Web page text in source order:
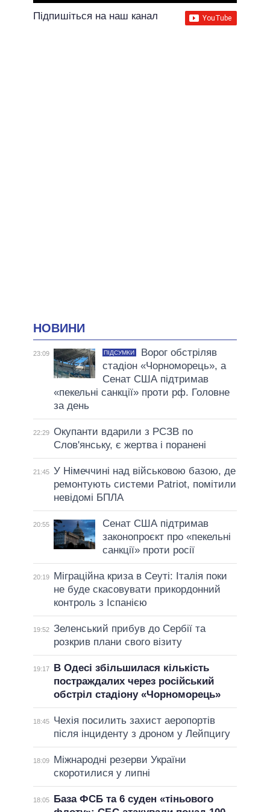
Підпишіться на наш канал
НОВИНИ
23:09 ПІДСУМКИ
Ворог обстріляв
стадіон «Чорноморець», а
Сенат США підтримав
«пекельні санкції» проти рф. Головне
за день
22:29 Окупанти вдарили з РСЗВ по
Слов'янську, є жертва і поранені
21:45 У Німеччині над військовою базою, де
ремонтують системи Patriot, помітили
невідомі БПЛА
20:55
Сенат США підтримав
законопроєкт про «пекельні
санкції» проти росії
20:19
Міграційна криза в Сеуті: Італія поки
не буде скасовувати прикордонний
контроль з Іспанією
19:52 Зеленський прибув до Сербії та
розкрив плани свого візиту
19:17
В Одесі збільшилася кількість
постраждалих через російський
обстріл стадіону «Чорноморець»
18:45
Чехія посилить захист аеропортів
після інциденту з дроном у Лейпцигу
18:09
Міжнародні резерви України
скоротилися у липні
18:05
База ФСБ та 6 суден «тіньового